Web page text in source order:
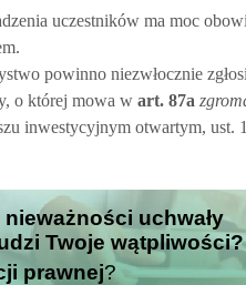
uczestników ma moc
powinno niezwłocznie
o której mowa w art. 87a
inwestycyjnym otwartym, ust.
uchwały
Twoje wątpliwości?
prawnej?